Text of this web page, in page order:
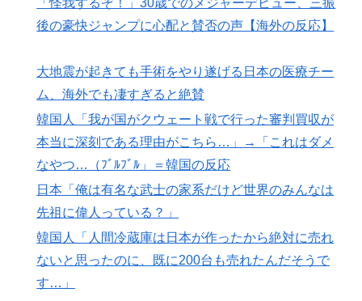
由がこちら…」→「昔から日本は愛されてた…（ﾌﾞﾙﾌﾞ
後の豪快ジャンプに心配と賛否の声【海外の反応】
大地震が起きても手術をやり遂げる日本の医療チー
ム、海外でも凄すぎると絶賛
韓国人「我が国がクウェート戦で行った審判買収が
本当に深刻である理由がこちら…」→「これはダメ
なやつ…（ﾌﾞﾙﾌﾞﾙ」＝韓国の反応
日本「俺は有名な武士の家系だけど世界のみんなは
先祖に偉人っている？」
韓国人「人間冷蔵庫は日本が作ったから絶対に売れ
ないと思ったのに、既に200台も売れたんだそうで
す…」